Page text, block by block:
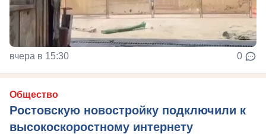
вчера в 15:30 0
Общество
Ростовскую новостройку подключили к
высокоскоростному интернету